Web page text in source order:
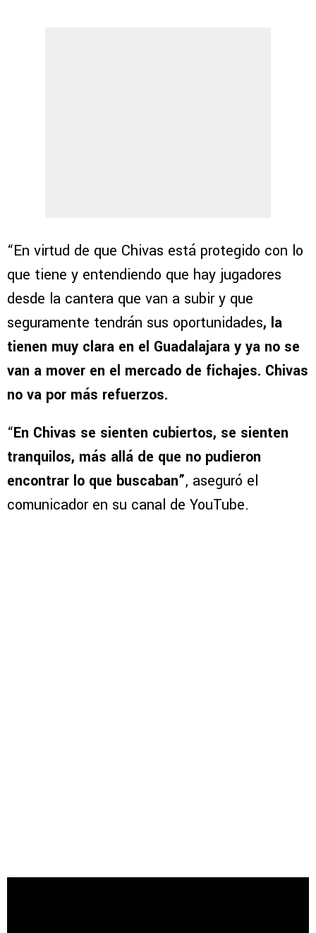
“En virtud de que Chivas está protegido con lo
que tiene y entendiendo que hay jugadores
desde la cantera que van a subir y que
seguramente tendrán sus oportunidades, la
tienen muy clara en el Guadalajara y ya no se
van a mover en el mercado de fichajes. Chivas
no va por más refuerzos.
“En Chivas se sienten cubiertos, se sienten
tranquilos, más allá de que no pudieron
encontrar lo que buscaban”, aseguró el
comunicador en su canal de YouTube.